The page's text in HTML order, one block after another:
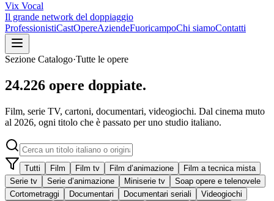
Vix Vocal
Il grande network del doppiaggio
ProfessionistiCastOpereAziendeFuoricampoChi siamoContatti
Sezione Catalogo·Tutte le opere
24.226 opere doppiate.
Film, serie TV, cartoni, documentari, videogiochi. Dal cinema muto
al 2026, ogni titolo che è passato per uno studio italiano.
Tutti Film Film tv Film d’animazione
Film a tecnica mista
Serie tv
Serie d’animazione Miniserie tv
Soap opere e telenovele
Cortometraggi
Documentari Documentari seriali
Videogiochi